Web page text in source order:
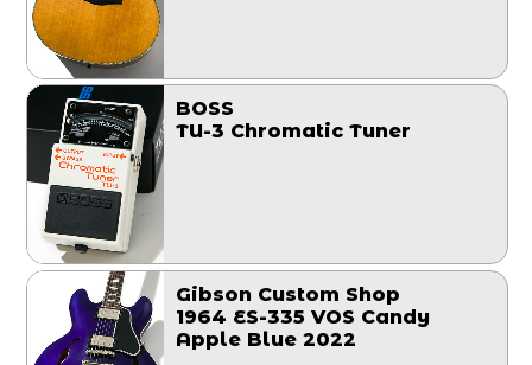
BOSS
TU-3 Chromatic Tuner
Gibson Custom Shop
1964 ES-335 VOS Candy
Apple Blue 2022